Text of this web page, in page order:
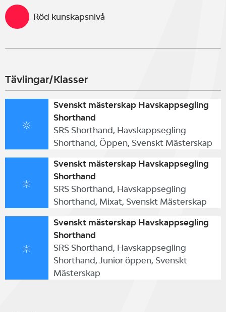
Röd kunskapsnivå
Tävlingar/Klasser
Svenskt mästerskap Havskappsegling
Shorthand
SRS Shorthand, Havskappsegling
Shorthand, Öppen, Svenskt Mästerskap
Svenskt mästerskap Havskappsegling
Shorthand
SRS Shorthand, Havskappsegling
Shorthand, Mixat, Svenskt Mästerskap
Svenskt mästerskap Havskappsegling
Shorthand
SRS Shorthand, Havskappsegling
Shorthand, Junior öppen, Svenskt
Mästerskap